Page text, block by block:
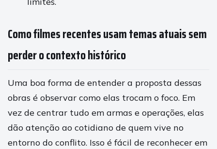
Como filmes recentes usam temas atuais sem
perder o contexto histórico
Uma boa forma de entender a proposta dessas
obras é observar como elas trocam o foco. Em
vez de centrar tudo em armas e operações, elas
dão atenção ao cotidiano de quem vive no
entorno do conflito. Isso é fácil de reconhecer em